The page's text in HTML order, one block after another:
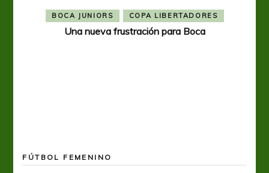
BOCA JUNIORS COPA LIBERTADORES
Una nueva frustración para Boca
FÚTBOL FEMENINO